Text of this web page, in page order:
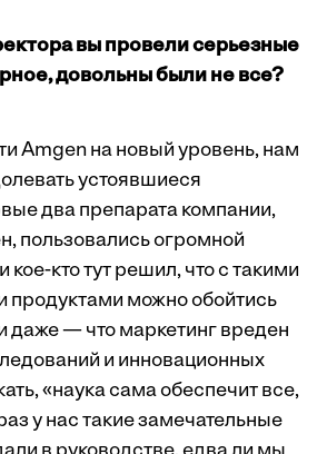
вы провели серьезные
довольны были не все?
Amgen на новый уровень, нам
устоявшиеся
два препарата компании,
пользовались огромной
кое-кто тут решил, что с такими
продуктами можно обойтись
даже — что маркетинг вреден
и инновационных
«наука сама обеспечит все,
у нас такие замечательные